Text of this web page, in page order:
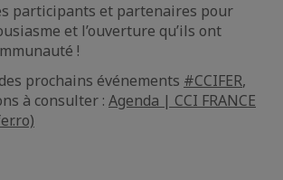
participants et partenaires pour
et l’ouverture qu’ils ont
!
prochains événements #CCIFER,
à consulter : Agenda | CCI FRANCE